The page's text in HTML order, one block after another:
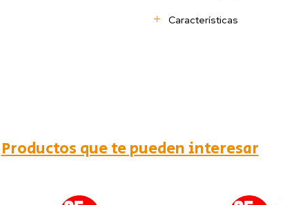
Características
Productos que te pueden interesar